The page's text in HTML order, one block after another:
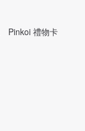
Pinkoi 禮物卡